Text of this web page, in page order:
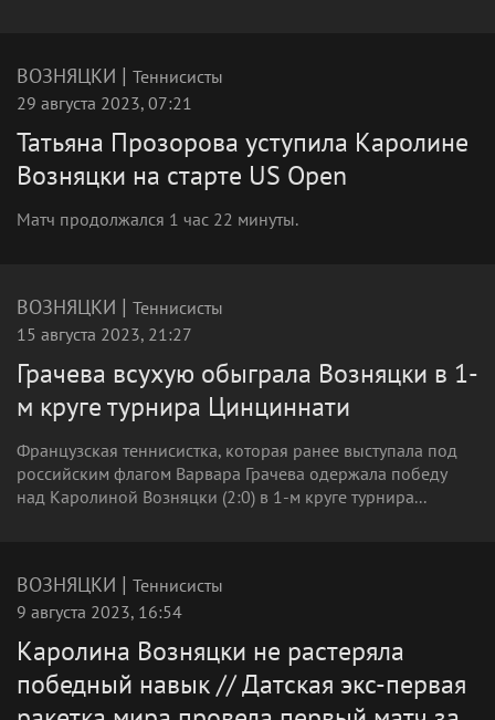
ВОЗНЯЦКИ | Теннисисты
29 августа 2023, 07:21
Татьяна Прозорова уступила Каролине
Возняцки на старте US Open
Матч продолжался 1 час 22 минуты.
ВОЗНЯЦКИ | Теннисисты
15 августа 2023, 21:27
Грачева всухую обыграла Возняцки в 1-
м круге турнира Цинциннати
Французская теннисистка, которая ранее выступала под
российским флагом Варвара Грачева одержала победу
над Каролиной Возняцки (2:0) в 1-м круге турнира...
ВОЗНЯЦКИ | Теннисисты
9 августа 2023, 16:54
Каролина Возняцки не растеряла
победный навык // Датская экс-первая